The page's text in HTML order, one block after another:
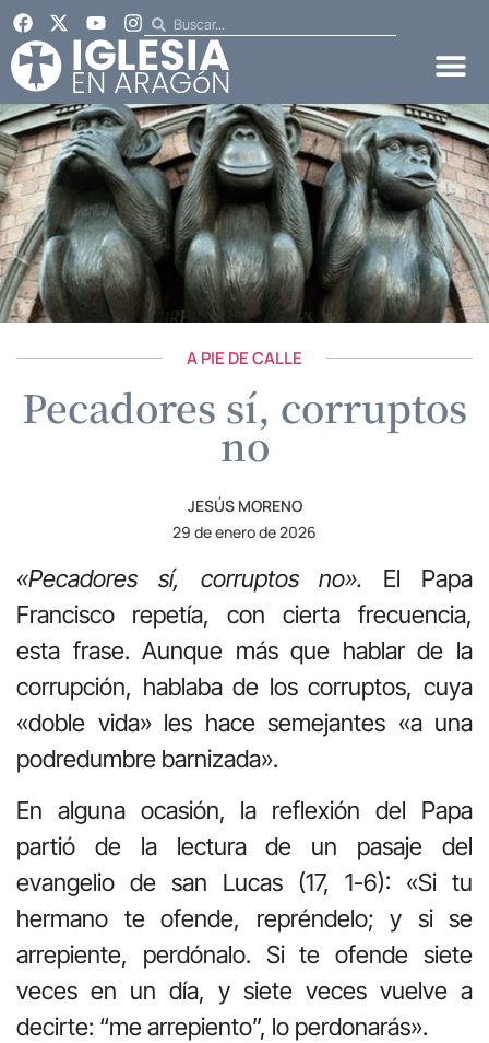
A PIE DE CALLE
Pecadores sí, corruptos
no
JESÚS MORENO
29 de enero de 2026
«Pecadores sí, corruptos no». El Papa
Francisco repetía, con cierta frecuencia,
esta frase. Aunque más que hablar de la
corrupción, hablaba de los corruptos, cuya
«doble vida» les hace semejantes «a una
podredumbre barnizada».
En alguna ocasión, la reflexión del Papa
partió de la lectura de un pasaje del
evangelio de san Lucas (17, 1-6): «Si tu
hermano te ofende, repréndelo; y si se
arrepiente, perdónalo. Si te ofende siete
veces en un día, y siete veces vuelve a
decirte: “me arrepiento”, lo perdonarás».